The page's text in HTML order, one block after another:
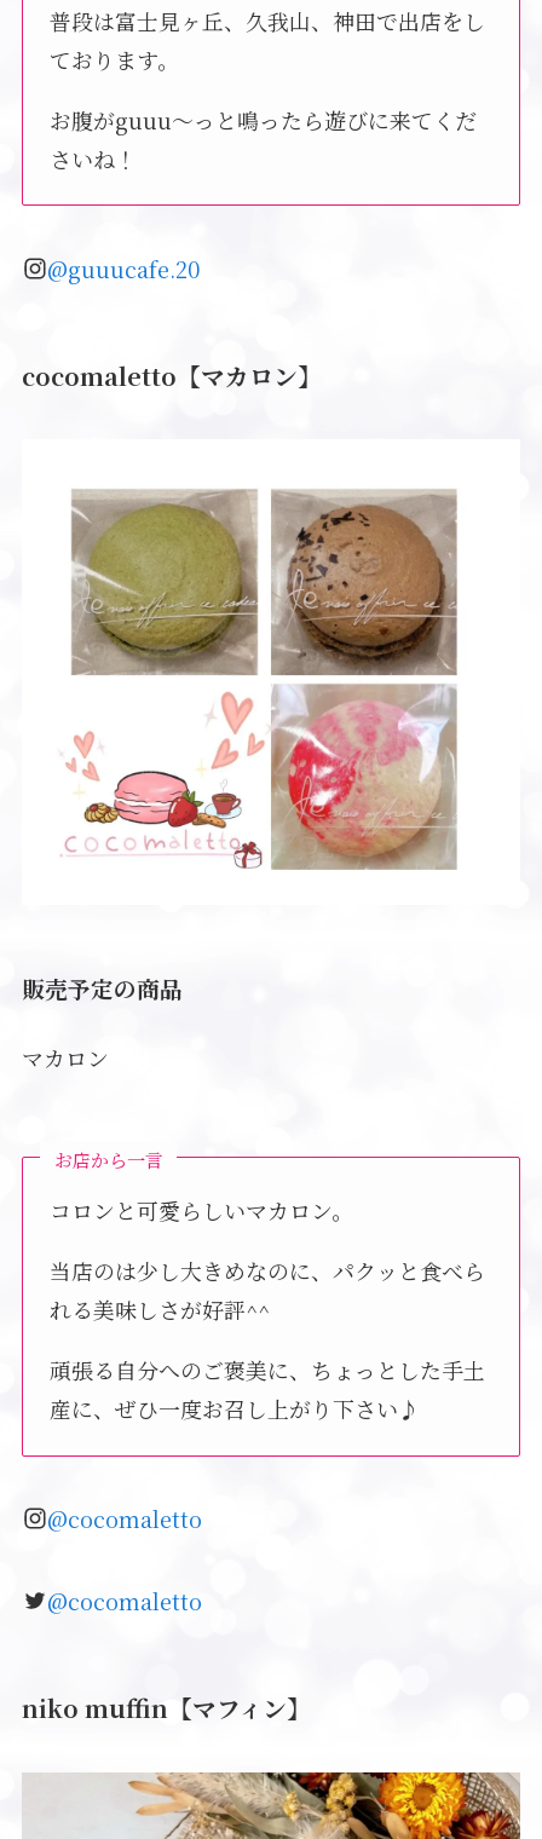
普段は富士見ヶ丘、久我山、神田で出店をし
ております。
お腹がguuu〜っと鳴ったら遊びに来てくだ
さいね！
@guuucafe.20
cocomaletto【マカロン】
販売予定の商品
マカロン
お店から一言
コロンと可愛らしいマカロン。
当店のは少し大きめなのに、パクッと食べら
れる美味しさが好評^^
頑張る自分へのご褒美に、ちょっとした手土
産に、ぜひ一度お召し上がり下さい♪
@cocomaletto
@cocomaletto
niko muffin【マフィン】